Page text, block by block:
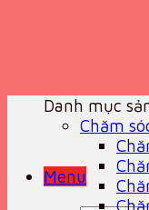
Menu
Danh mục
Chăm